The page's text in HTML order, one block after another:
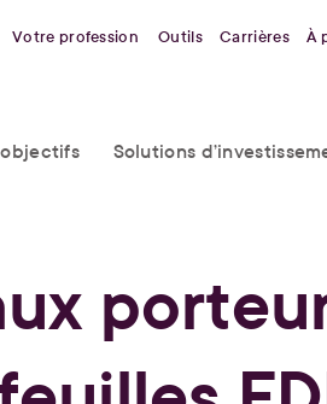
Votre profession Outils Carrières À
objectifs Solutions